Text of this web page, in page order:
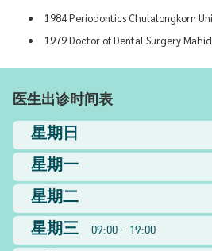
1984 Periodontics Chulalongkorn
1979 Doctor of Dental Surgery
医生出诊时间表
星期日
星期一
星期二
星期三
09:00 - 19:00